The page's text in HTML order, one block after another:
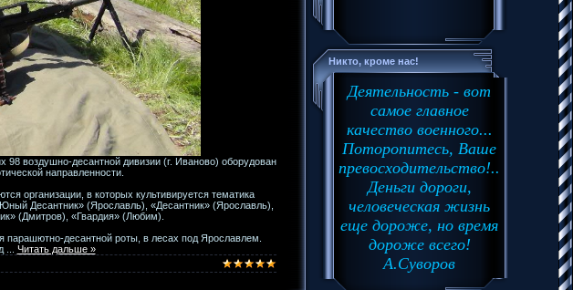
воздушно-десантной дивизии (г. Иваново) оборудован
направленности.
организации, в которых культивируется тематика
Десантник» (Ярославль), «Десантник» (Ярославль),
(Дмитров), «Гвардия» (Любим).
парашютно-десантной роты, в лесах под Ярославлем.
Читать дальше »
Никто, кроме нас!
Деятельность - вот
самое главное
качество военного...
Поторопитесь, Ваше
превосходительство!..
Деньги дороги,
человеческая жизнь
еще дороже, но время
дороже всего!
А.Суворов